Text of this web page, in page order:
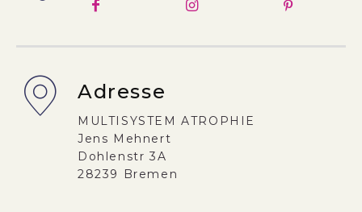
Adresse
MULTISYSTEM ATROPHIE
Jens Mehnert
Dohlenstr 3A
28239 Bremen